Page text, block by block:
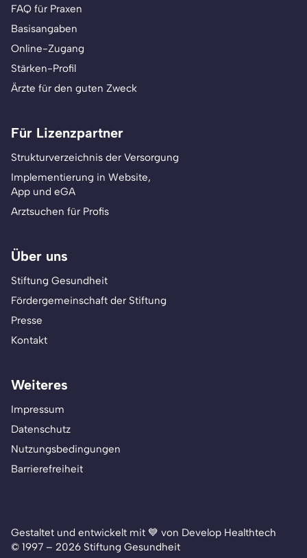
FAQ für Praxen
Basisangaben
Online-Zugang
Stärken-Profil
Ärzte für den guten Zweck
Für Lizenzpartner
Strukturverzeichnis der Versorgung
Implementierung in Website,
App und eGA
Arztsuchen für Profis
Über uns
Stiftung Gesundheit
Fördergemeinschaft der Stiftung
Presse
Kontakt
Weiteres
Impressum
Datenschutz
Nutzungsbedingungen
Barrierefreiheit
Gestaltet und entwickelt mit 💙 von Develop Healthtech
© 1997 – 2026 Stiftung Gesundheit